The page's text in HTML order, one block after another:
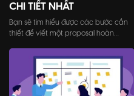
CHI TIẾT NHẤT
Bạn sẽ tìm hiểu được các bước cần
thiết để viết một proposal hoàn
cần chú ý để tạo ấn tượng với khách